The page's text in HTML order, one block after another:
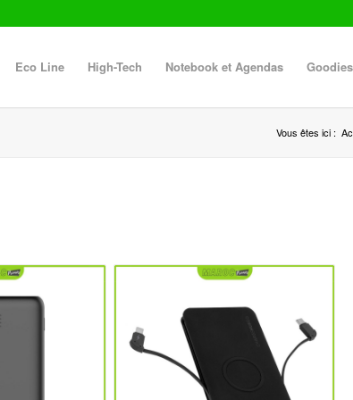
Eco Line High-Tech Notebook et Agendas Goodies
Vous êtes ici :